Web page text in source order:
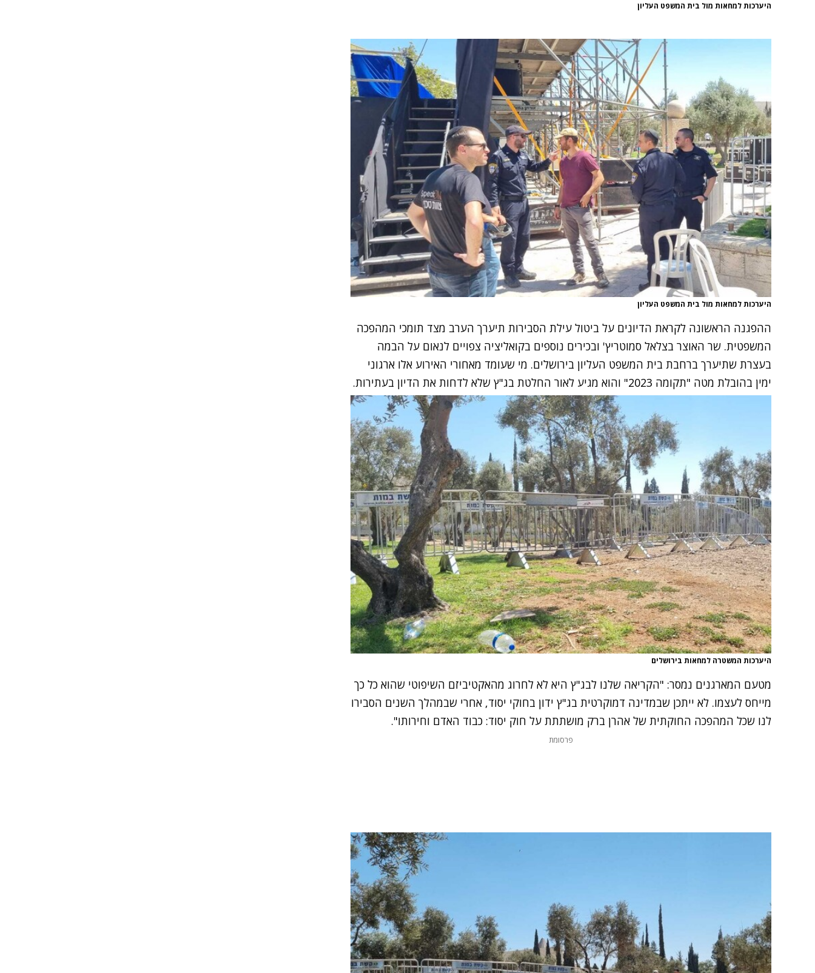
היערכות למחאות מול בית המשפט העליון
היערכות למחאות מול בית המשפט העליון
ההפגנה הראשונה לקראת הדיונים על ביטול עילת הסבירות תיערך הערב מצד תומכי המהפכה
המשפטית. שר האוצר בצלאל סמוטריץ' ובכירים נוספים בקואליציה צפויים לנאום על הבמה
בעצרת שתיערך ברחבת בית המשפט העליון בירושלים. מי שעומד מאחורי האירוע אלו ארגוני
ימין בהובלת מטה "תקומה 2023" והוא מגיע לאור החלטת בג"ץ שלא לדחות את הדיון בעתירות.
היערכות המשטרה למחאות בירושלים
מטעם המארגנים נמסר: "הקריאה שלנו לבג"ץ היא לא לחרוג מהאקטיביזם השיפוטי שהוא כל כך
מייחס לעצמו. לא ייתכן שבמדינה דמוקרטית בג"ץ ידון בחוקי יסוד, אחרי שבמהלך השנים הסבירו
לנו שכל המהפכה החוקתית של אהרן ברק מושתתת על חוק יסוד: כבוד האדם וחירותו".
פרסומת